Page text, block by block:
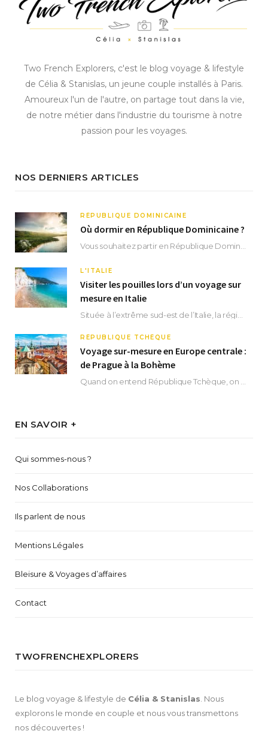
Two French Explorers, c'est le blog voyage & lifestyle
de Célia & Stanislas, un jeune couple installés à Paris.
Amoureux l'un de l'autre, on partage tout dans la vie,
de notre métier dans l'industrie du tourisme à notre
passion pour les voyages.
NOS DERNIERS ARTICLES
RÉPUBLIQUE DOMINICAINE
Où dormir en République Dominicaine ?
L'ITALIE
Visiter les pouilles lors d’un voyage sur
mesure en Italie
RÉPUBLIQUE TCHÈQUE
Voyage sur-mesure en Europe centrale :
de Prague à la Bohème
EN SAVOIR +
Qui sommes-nous ?
Nos Collaborations
Ils parlent de nous
Mentions Légales
Bleisure & Voyages d’affaires
Contact
TWOFRENCHEXPLORERS
Le blog voyage & lifestyle de Célia & Stanislas . Nous
explorons le monde en couple et nous vous transmettons
nos découvertes !